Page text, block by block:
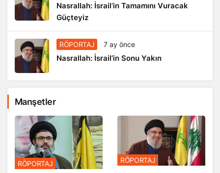
Nasrallah: İsrail’in Tamamını Vuracak
Güçteyiz
RÖPORTAJ 7 ay önce
Nasrallah: İsrail’in Sonu Yakın
Manşetler
RÖPORTAJ RÖPORTAJ